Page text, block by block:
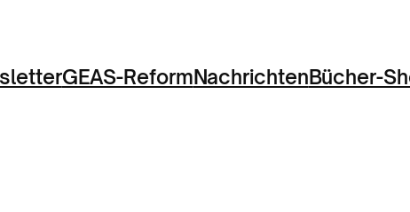
GEAS-ReformNachrichtenBücher-